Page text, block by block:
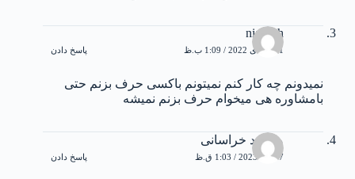
niayesh
11 جولای 2022 / 1:09 ب.ظ پاسخ دادن
نمیدونم چه کار کنم نمیتونم باکسی حرف بزنم حتی
بامشاوره هی میخوام حرف بزنم نمیشه
محمود خراسانی
7 ژوئن 2023 / 1:03 ق.ظ پاسخ دادن